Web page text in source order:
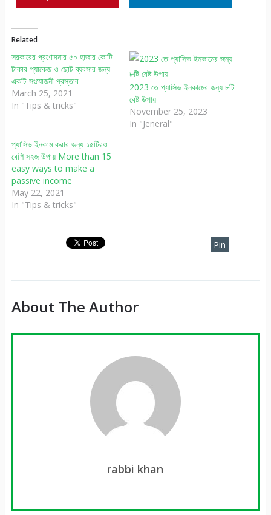
Related
সরকারের প্রণোদনার ৫০ হাজার কোটি
টাকার প্যাকেজ ও ছোট ব্যবসার জন্য
একটি সংযোজনী প্রস্তাব
March 25, 2021
In "Tips & tricks"
2023 তে প্যাসিভ ইনকামের জন্য ৮টি
বেষ্ট উপায়
November 25, 2023
In "Jeneral"
প্যাসিভ ইনকাম করার জন্য ১৫টিরও
বেশি সহজ উপায় More than 15
easy ways to make a
passive income
May 22, 2021
In "Tips & tricks"
Pin
About The Author
rabbi khan